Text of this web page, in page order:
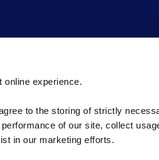
online experience.
to the storing of strictly
of our site, collect
in our marketing efforts.
Spojte se s námi
Registrace volne pozice
Vyhledání pobočky Reed
Najděte si odborníka